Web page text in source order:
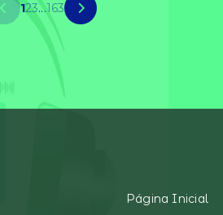
123...163
Página Inicial